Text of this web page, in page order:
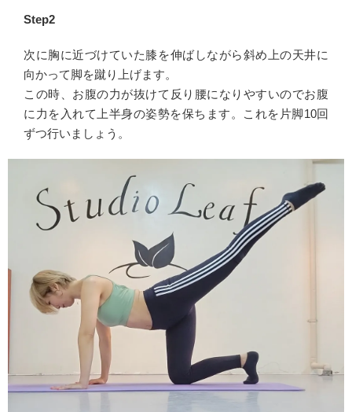
Step2
次に胸に近づけていた膝を伸ばしながら斜め上の天井に
向かって脚を蹴り上げます。
この時、お腹の力が抜けて反り腰になりやすいのでお腹
に力を入れて上半身の姿勢を保ちます。これを片脚10回
ずつ行いましょう。